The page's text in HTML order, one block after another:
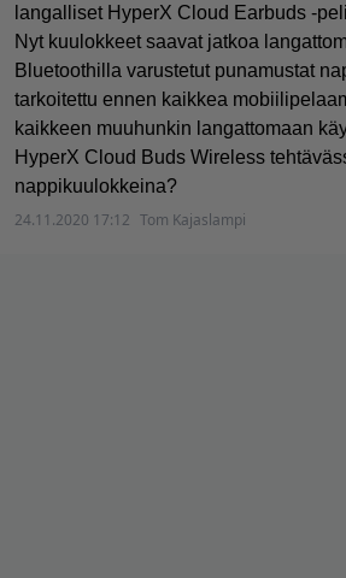
langalliset HyperX Cloud Earbuds -
Nyt kuulokkeet saavat jatkoa
Bluetoothilla varustetut punamustat
tarkoitettu ennen kaikkea
kaikkeen muuhunkin langattomaan
HyperX Cloud Buds Wireless
nappikuulokkeina?
24.11.2020 17:12 Tom Kajaslampi